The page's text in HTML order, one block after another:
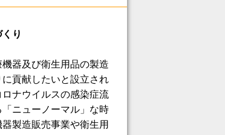
り
器及び衛生用品の製造
貢献したいと設立され
ナウイルスの感染症流
ニューノーマル」な時
製造販売事業や衛生用